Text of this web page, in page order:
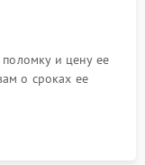
и цену ее
о сроках ее